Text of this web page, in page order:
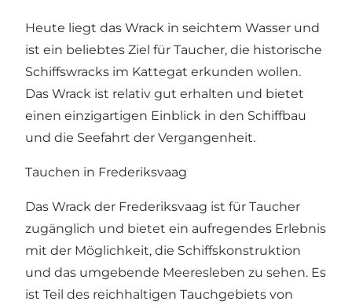
Heute liegt das Wrack in seichtem Wasser und
ist ein beliebtes Ziel für Taucher, die historische
Schiffswracks im Kattegat erkunden wollen.
Das Wrack ist relativ gut erhalten und bietet
einen einzigartigen Einblick in den Schiffbau
und die Seefahrt der Vergangenheit.
Tauchen in Frederiksvaag
Das Wrack der Frederiksvaag ist für Taucher
zugänglich und bietet ein aufregendes Erlebnis
mit der Möglichkeit, die Schiffskonstruktion
und das umgebende Meeresleben zu sehen. Es
ist Teil des reichhaltigen Tauchgebiets von